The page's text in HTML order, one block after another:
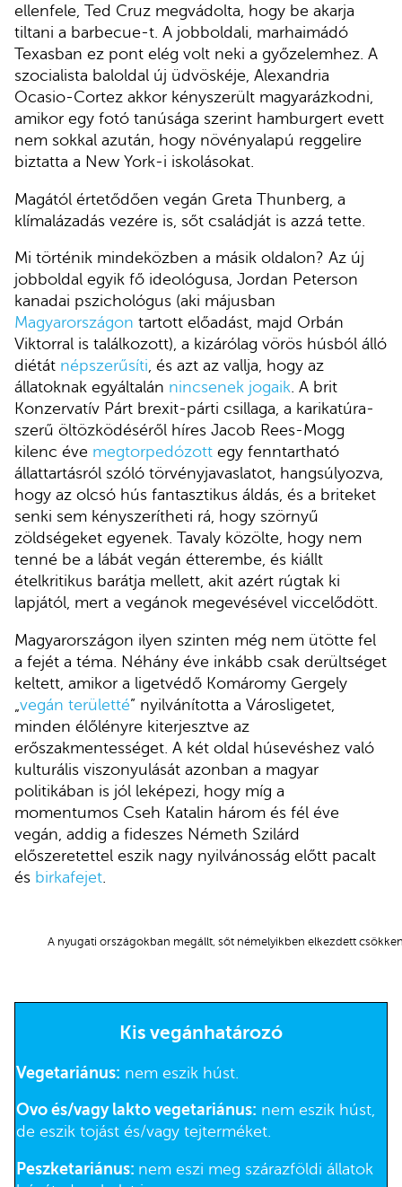
ellenfele, Ted Cruz megvádolta, hogy be akarja
tiltani a barbecue-t. A jobboldali, marhaimádó
Texasban ez pont elég volt neki a győzelemhez. A
szocialista baloldal új üdvöskéje, Alexandria
Ocasio-Cortez akkor kényszerült magyarázkodni,
amikor egy fotó tanúsága szerint hamburgert evett
nem sokkal azután, hogy növényalapú reggelire
biztatta a New York-i iskolásokat.
Magától értetődően vegán Greta Thunberg, a
klímalázadás vezére is, sőt családját is azzá tette.
Mi történik mindeközben a másik oldalon? Az új
jobboldal egyik fő ideológusa, Jordan Peterson
kanadai pszichológus (aki májusban
Magyarországon tartott előadást, majd Orbán
Viktorral is találkozott), a kizárólag vörös húsból álló
diétát népszerűsíti, és azt az vallja, hogy az
állatoknak egyáltalán nincsenek jogaik. A brit
Konzervatív Párt brexit-párti csillaga, a karikatúra-
szerű öltözködéséről híres Jacob Rees-Mogg
kilenc éve megtorpedózott egy fenntartható
állattartásról szóló törvényjavaslatot, hangsúlyozva,
hogy az olcsó hús fantasztikus áldás, és a briteket
senki sem kényszerítheti rá, hogy szörnyű
zöldségeket egyenek. Tavaly közölte, hogy nem
tenné be a lábát vegán étterembe, és kiállt
ételkritikus barátja mellett, akit azért rúgtak ki
lapjától, mert a vegánok megevésével viccelődött.
Magyarországon ilyen szinten még nem ütötte fel
a fejét a téma. Néhány éve inkább csak derültséget
keltett, amikor a ligetvédő Komáromy Gergely
vegán területté” nyilvánította a Városligetet,
minden élőlényre kiterjesztve az
erőszakmentességet. A két oldal húsevéshez való
kulturális viszonyulását azonban a magyar
politikában is jól leképezi, hogy míg a
momentumos Cseh Katalin három és fél éve
vegán, addig a fideszes Németh Szilárd
előszeretettel eszik nagy nyilvánosság előtt pacalt
és birkafejet
A nyugati országokban megállt, sőt némelyikben elkezdett
Kis vegánhatározó
Vegetariánus: nem eszik húst.
Ovo és/vagy lakto vegetariánus: nem eszik húst,
de eszik tojást és/vagy tejterméket.
Peszketariánus: nem eszi meg szárazföldi állatok